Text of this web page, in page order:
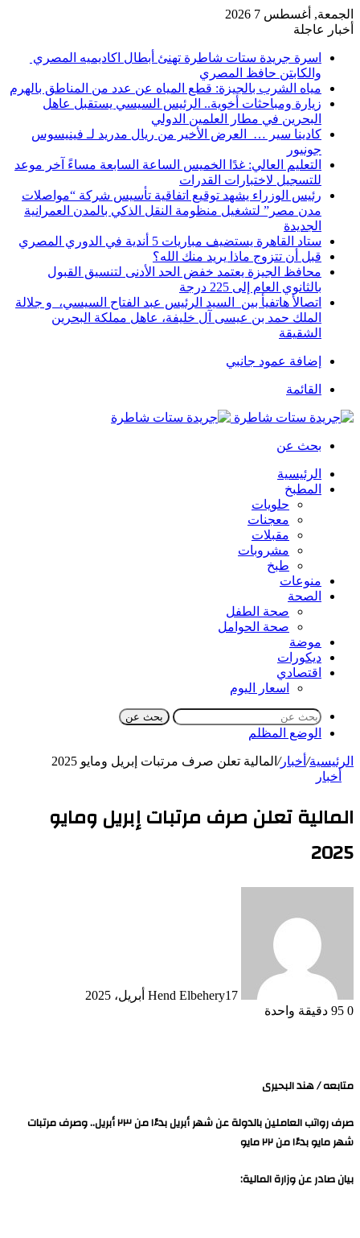
الجمعة, أغسطس 7 2026
أخبار عاجلة
اسرة جريدة ستات شاطرة تهنئ أبطال اكاديميه المصري
والكابتن حافظ المصري
مياه الشرب بالجيزة: قطع المياه عن عدد من المناطق بالهرم
زيارة ومباحثات أخوية.. الرئيس السيسي يستقبل عاهل
البحرين في مطار العلمين الدولي
كادينا سير … العرض الأخير من ريال مدريد لـ فينيسوس
جونيور
التعليم العالي: غدًا الخميس الساعة السابعة مساءً آخر موعد
للتسجيل لاختبارات القدرات
رئيس الوزراء يشهد توقيع اتفاقية تأسيس شركة “مواصلات
مدن مصر” لتشغيل منظومة النقل الذكي بالمدن العمرانية
الجديدة
ستاد القاهرة يستضيف مباريات 5 أندية في الدوري المصري
قبل أن تتزوج ماذا يريد منك الله؟
محافظ الجيزة يعتمد خفض الحد الأدنى لتنسيق القبول
بالثانوي العام إلى 225 درجة
اتصالأ هاتفيأ بين السيد الرئيس عبد الفتاح السيسي، و جلالة
الملك حمد بن عيسى آل خليفة، عاهل مملكة البحرين
الشقيقة
إضافة عمود جانبي
القائمة
بحث عن
الرئيسية
المطبخ
حلويات
معجنات
مقبلات
مشروبات
طبخ
منوعات
الصحة
صحة الطفل
صحة الحوامل
موضة
ديكورات
اقتصادي
اسعار اليوم
بحث عن
الوضع المظلم
الرئيسية/ أخبار/ المالية تعلن صرف مرتبات إبريل ومايو 2025
أخبار
المالية تعلن صرف مرتبات إبريل ومايو
2025
Hend Elbehery17 أبريل، 2025
0
دقيقة واحدة
متابعه / هند البحيرى
صرف رواتب العاملين بالدولة عن شهر أبريل بدءًا من ٢٣ أبريل.. وصرف مرتبات
شهر مايو بدءًا من ٢٢ مايو
بيان صادر عن وزارة المالية: